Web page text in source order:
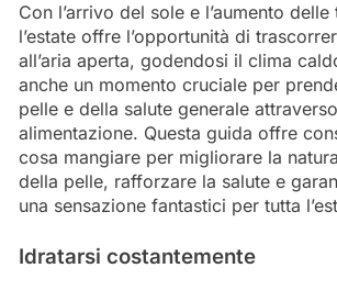
Con l’arrivo del sole e l’aumento
l’estate offre l’opportunità di
all’aria aperta, godendosi il clima
anche un momento cruciale per
pelle e della salute generale
alimentazione. Questa guida offre
cosa mangiare per migliorare la
della pelle, rafforzare la salute e
una sensazione fantastici per tutta
Idratarsi costantemente